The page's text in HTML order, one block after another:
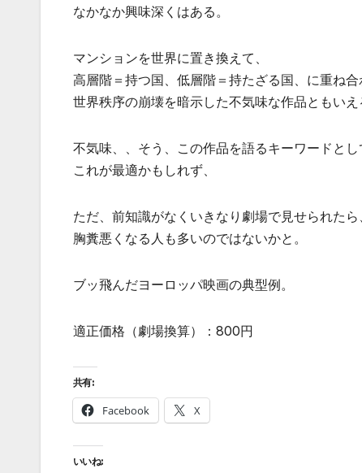
なかなか興味深くはある。
マンションを世界に置き換えて、
高層階＝持つ国、低層階＝持たざる国、に重ね合
世界秩序の崩壊を暗示した不気味な作品ともいえ
不気味、、そう、この作品を語るキーワードとし
これが最適かもしれず、
ただ、前知識がなくいきなり劇場で見せられたら
胸糞悪くなる人も多いのではないかと。
ブッ飛んだヨーロッパ映画の典型例。
適正価格（劇場換算）：800円
共有:
Facebook X
いいね: